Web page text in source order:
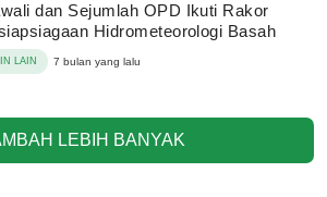
dan Sejumlah OPD Ikuti Rakor
Hidrometeorologi Basah
LAIN 7 bulan yang lalu
LEBIH BANYAK